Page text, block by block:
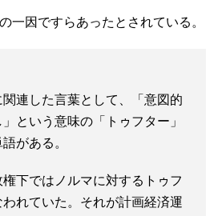
一因ですらあったとされている。
連した言葉として、「意図的
という意味の「トゥフター」
がある。
下ではノルマに対するトゥフ
れていた。それが計画経済運